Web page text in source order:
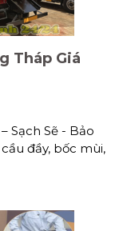
Tháp Giá
Sạch Sẽ - Bảo
đầy, bốc mùi,